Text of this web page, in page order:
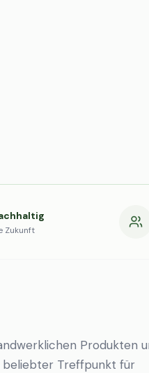
Zukunft
Produkten
beliebter Treffpunkt für